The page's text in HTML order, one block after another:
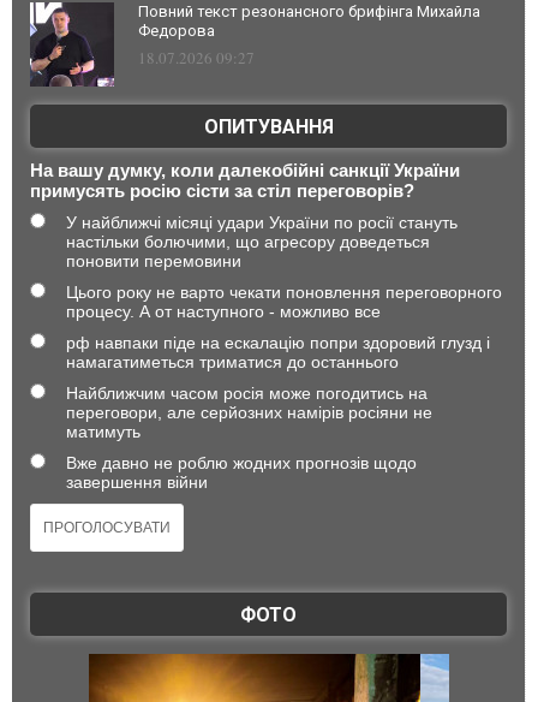
Повний текст резонансного брифінга Михайла
Федорова
18.07.2026 09:27
ОПИТУВАННЯ
На вашу думку, коли далекобійні санкції України
примусять росію сісти за стіл переговорів?
У найближчі місяці удари України по росії стануть
настільки болючими, що агресору доведеться
поновити перемовини
Цього року не варто чекати поновлення переговорного
процесу. А от наступного - можливо все
рф навпаки піде на ескалацію попри здоровий глузд і
намагатиметься триматися до останнього
Найближчим часом росія може погодитись на
переговори, але серйозних намірів росіяни не
матимуть
Вже давно не роблю жодних прогнозів щодо
завершення війни
ФОТО